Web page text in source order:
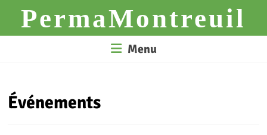
contentPermaMontreuil
Menu
Événements